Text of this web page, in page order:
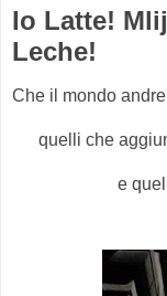
Io Latte!
Leche!
Che il mondo
quelli che
e